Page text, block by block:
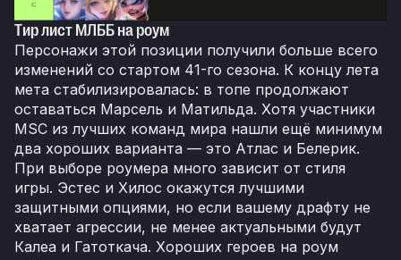
Тир лист МЛББ на роум
Персонажи этой позиции получили больше всего
изменений со стартом 41-го сезона. К концу лета
мета стабилизировалась: в топе продолжают
оставаться Марсель и Матильда. Хотя участники
MSC из лучших команд мира нашли ещё минимум
два хороших варианта — это Атлас и Белерик.
При выборе роумера много зависит от стиля
игры. Эстес и Хилос окажутся лучшими
защитными опциями, но если вашему драфту не
хватает агрессии, не менее актуальными будут
Калеа и Гатоткача. Хороших героев на роум